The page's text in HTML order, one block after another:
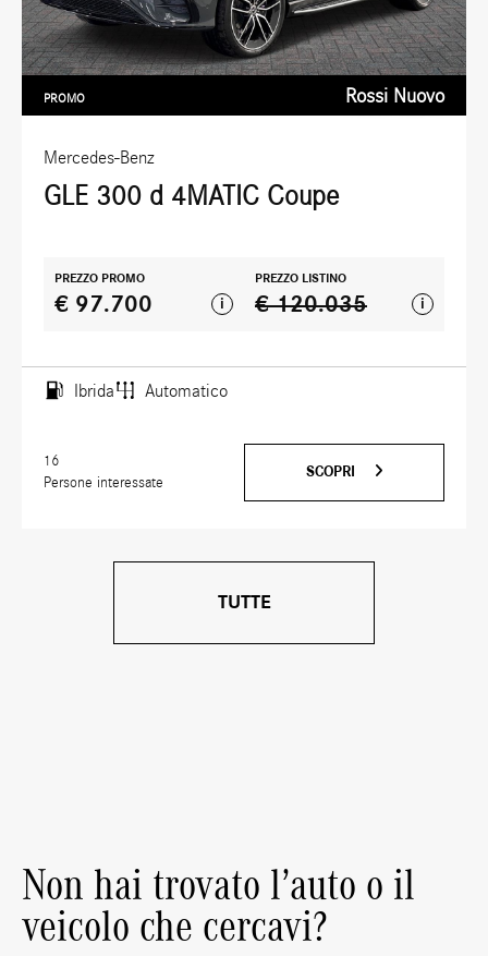
Mercedes-Benz
GLE 300 d 4MATIC Coupe
PROMO Rossi Nuovo
PREZZO PROMO
€ 97.700 i
PREZZO LISTINO
€ 120.035 i
Ibrida Automatico
16
Persone interessate
SCOPRI
TUTTE
Non hai trovato l’auto o il
veicolo che cercavi?